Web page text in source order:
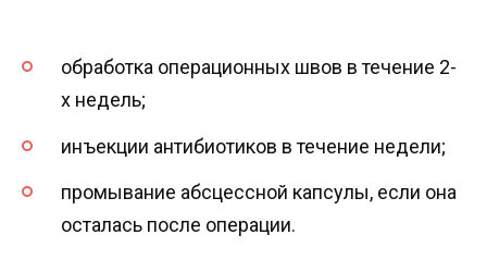
обработка операционных швов в течение 2-
х недель;
инъекции антибиотиков в течение недели;
промывание абсцессной капсулы, если она
осталась после операции.